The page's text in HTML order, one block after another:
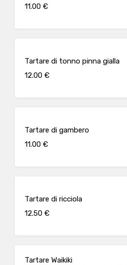
11.00 €
Tartare di tonno pinna gialla
12.00 €
Tartare di gambero
11.00 €
Tartare di ricciola
12.50 €
Tartare Waikiki